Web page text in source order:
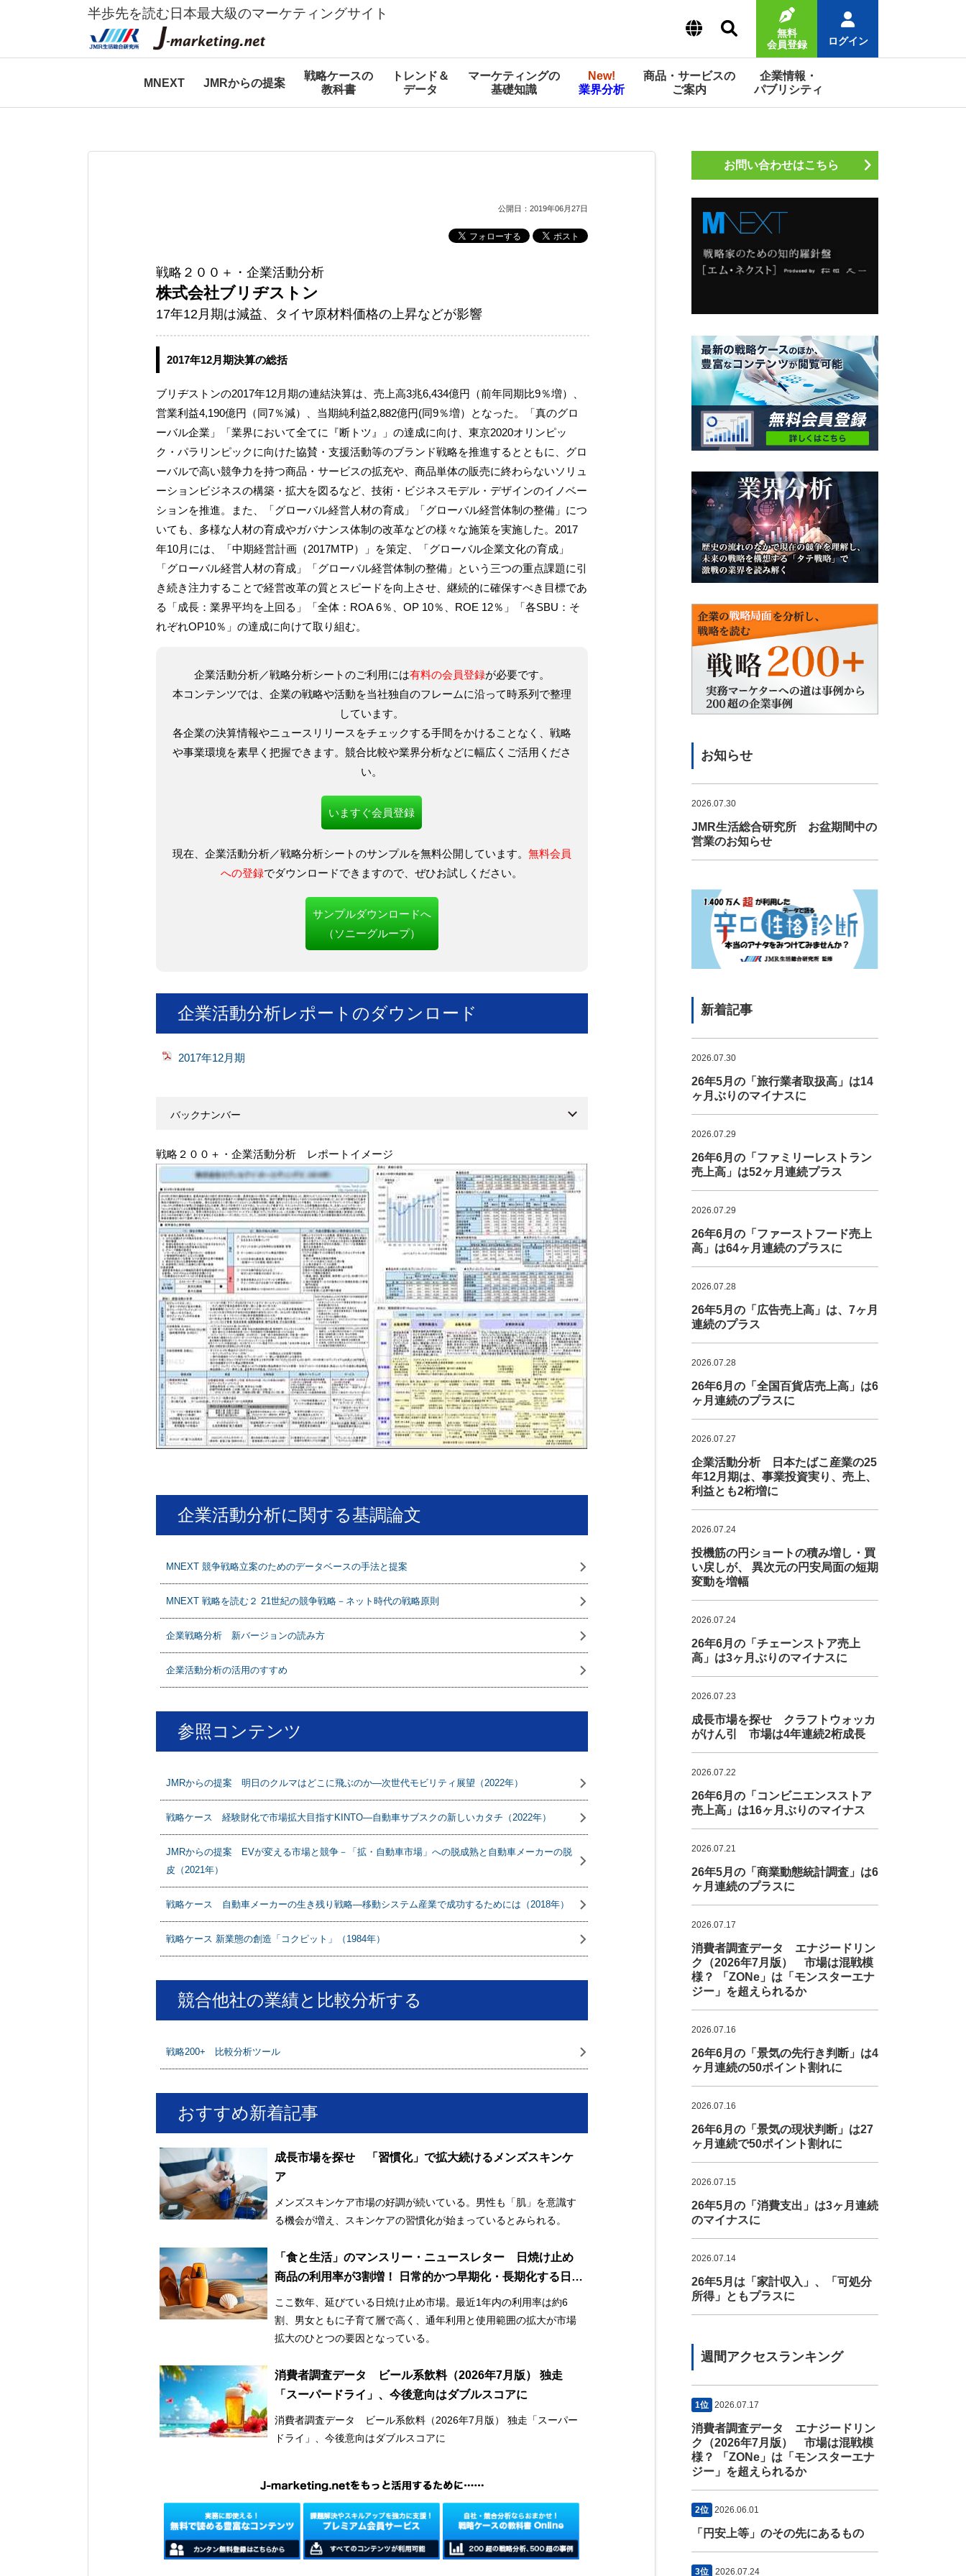
半歩先を読む日本最大級のマーケティングサイト
無料
会員登録
ログイン
MNEXT JMRからの提案
戦略ケースの
教科書
トレンド＆
データ
マーケティングの
基礎知識
New!
業界分析
商品・サービスの
ご案内
企業情報・
パブリシティ
公開日：2019年06月27日
戦略２００＋・企業活動分析
株式会社ブリヂストン
17年12月期は減益、タイヤ原材料価格の上昇などが影響
2017年12月期決算の総括
ブリヂストンの2017年12月期の連結決算は、売上高3兆6,434億円（前年同期比9％増）、
営業利益4,190億円（同7％減）、当期純利益2,882億円(同9％増）となった。「真のグロ
ーバル企業」「業界において全てに『断トツ』」の達成に向け、東京2020オリンピッ
ク・パラリンピックに向けた協賛・支援活動等のブランド戦略を推進するとともに、グロ
ーバルで高い競争力を持つ商品・サービスの拡充や、商品単体の販売に終わらないソリュ
ーションビジネスの構築・拡大を図るなど、技術・ビジネスモデル・デザインのイノベー
ションを推進。また、「グローバル経営人材の育成」「グローバル経営体制の整備」につ
いても、多様な人材の育成やガバナンス体制の改革などの様々な施策を実施した。2017
年10月には、「中期経営計画（2017MTP）」を策定、「グローバル企業文化の育成」
「グローバル経営人材の育成」「グローバル経営体制の整備」という三つの重点課題に引
き続き注力することで経営改革の質とスピードを向上させ、継続的に確保すべき目標であ
る「成長：業界平均を上回る」「全体：ROA 6％、OP 10％、ROE 12％」「各SBU：そ
れぞれOP10％」の達成に向けて取り組む。
企業活動分析／戦略分析シートのご利用には有料の会員登録が必要です。
本コンテンツでは、企業の戦略や活動を当社独自のフレームに沿って時系列で整理
しています。
各企業の決算情報やニュースリリースをチェックする手間をかけることなく、戦略
や事業環境を素早く把握できます。競合比較や業界分析などに幅広くご活用くださ
い。
いますぐ会員登録
現在、企業活動分析／戦略分析シートのサンプルを無料公開しています。 無料会員
への登録でダウンロードできますので、ぜひお試しください。
サンプルダウンロードへ
（ソニーグループ）
企業活動分析レポートのダウンロード
2017年12月期
バックナンバー
戦略２００＋・企業活動分析 レポートイメージ
企業活動分析に関する基調論文
MNEXT 競争戦略立案のためのデータベースの手法と提案
MNEXT 戦略を読む２ 21世紀の競争戦略－ネット時代の戦略原則
企業戦略分析 新バージョンの読み方
企業活動分析の活用のすすめ
参照コンテンツ
JMRからの提案 明日のクルマはどこに飛ぶのか―次世代モビリティ展望（2022年）
戦略ケース 経験財化で市場拡大目指すKINTO―自動車サブスクの新しいカタチ（2022年）
JMRからの提案 EVが変える市場と競争－「拡・自動車市場」への脱成熟と自動車メーカーの脱
皮（2021年）
戦略ケース 自動車メーカーの生き残り戦略―移動システム産業で成功するためには（2018年）
戦略ケース 新業態の創造「コクピット」（1984年）
競合他社の業績と比較分析する
戦略200+ 比較分析ツール
おすすめ新着記事
成長市場を探せ 「習慣化」で拡大続けるメンズスキンケ
ア
メンズスキンケア市場の好調が続いている。男性も「肌」を意識す
る機会が増え、スキンケアの習慣化が始まっているとみられる。
「食と生活」のマンスリー・ニュースレター 日焼け止め
商品の利用率が3割増！ 日常的かつ早期化・長期化する日焼
け止め市場
ここ数年、延びている日焼け止め市場。最近1年内の利用率は約6
割、男女ともに子育て層で高く、通年利用と使用範囲の拡大が市場
拡大のひとつの要因となっている。
消費者調査データ ビール系飲料（2026年7月版） 独走
「スーパードライ」、今後意向はダブルスコアに
消費者調査データ ビール系飲料（2026年7月版） 独走「スーパー
ドライ」、今後意向はダブルスコアに
お問い合わせはこちら
お知らせ
2026.07.30
JMR生活総合研究所 お盆期間中の
営業のお知らせ
新着記事
2026.07.30
26年5月の「旅行業者取扱高」は14
ヶ月ぶりのマイナスに
2026.07.29
26年6月の「ファミリーレストラン
売上高」は52ヶ月連続プラス
2026.07.29
26年6月の「ファーストフード売上
高」は64ヶ月連続のプラスに
2026.07.28
26年5月の「広告売上高」は、7ヶ月
連続のプラス
2026.07.28
26年6月の「全国百貨店売上高」は6
ヶ月連続のプラスに
2026.07.27
企業活動分析 日本たばこ産業の25
年12月期は、事業投資実り、売上、
利益とも2桁増に
2026.07.24
投機筋の円ショートの積み増し・買
い戻しが、 異次元の円安局面の短期
変動を増幅
2026.07.24
26年6月の「チェーンストア売上
高」は3ヶ月ぶりのマイナスに
2026.07.23
成長市場を探せ クラフトウォッカ
がけん引 市場は4年連続2桁成長
2026.07.22
26年6月の「コンビニエンスストア
売上高」は16ヶ月ぶりのマイナス
2026.07.21
26年5月の「商業動態統計調査」は6
ヶ月連続のプラスに
2026.07.17
消費者調査データ エナジードリン
ク（2026年7月版） 市場は混戦模
様？ 「ZONe」は「モンスターエナ
ジー」を超えられるか
2026.07.16
26年6月の「景気の先行き判断」は4
ヶ月連続の50ポイント割れに
2026.07.16
26年6月の「景気の現状判断」は27
ヶ月連続で50ポイント割れに
2026.07.15
26年5月の「消費支出」は3ヶ月連続
のマイナスに
2026.07.14
26年5月は「家計収入」、「可処分
所得」ともプラスに
週間アクセスランキング
1位 2026.07.17
消費者調査データ エナジードリン
ク（2026年7月版） 市場は混戦模
様？ 「ZONe」は「モンスターエナ
ジー」を超えられるか
2位 2026.06.01
「円安上等」のその先にあるもの
3位 2026.07.24